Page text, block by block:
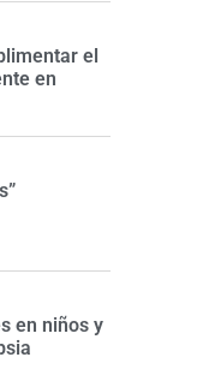
el
en
en niños y